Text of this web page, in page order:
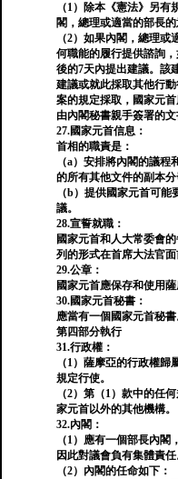
（1）除本《憲法》另
閣，總理或適當的部長的
（2）如果內閣，總理
何職能的履行提供諮詢
後的7天內提出建議。該
建議或就此採取其他行
案的規定採取，國家元
由內閣秘書親手簽署的
27.國家元首信息：
首相的職責是：
（a）安排將內閣的議
的所有其他文件的副本
（b）提供國家元首可
議。
28.宣誓就職：
國家元首和人大常委會
列的形式在首席大法官面
29.公章：
國家元首應保存和使用薩
30.國家元首秘書：
應當有一個國家元首秘書
第四部分執行
31.行政權：
（1）薩摩亞的行政權
規定行使。
（2）第（1）款中的任
家元首以外的其他機構。
32.內閣：
（1）應有一個部長內
因此對議會負有集體責任
（2）內閣的任命如下：